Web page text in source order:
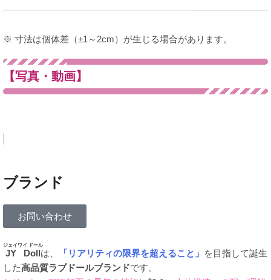
※ 寸法は個体差（±1～2cm）が生じる場合があります。
【写真・動画】
ブランド
お問い合わせ
JY Doll
ジェイワイ ドール
は、 「リアリティの限界を超えること」 を目指して誕生
した高品質ラブドールブランドです。